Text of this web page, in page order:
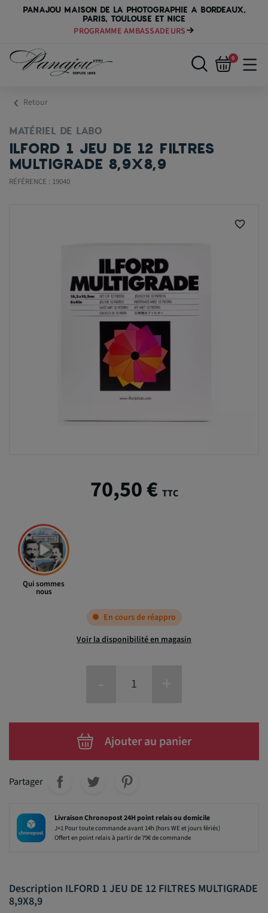
PANAJOU MAISON DE LA PHOTOGRAPHIE A BORDEAUX,
PARIS, TOULOUSE ET NICE
PROGRAMME AMBASSADEURS
0
chevron_left Retour
MATÉRIEL DE LABO
ILFORD 1 JEU DE 12 FILTRES
MULTIGRADE 8,9X8,9
RÉFÉRENCE : 19040
favorite_border
70,50 € TTC
Qui sommes
nous
En cours de réappro
Voir la disponibilité en magasin
Ajouter au panier
Partager
Livraison Chronopost 24H point relais ou domicile
J+1 Pour toute commande avant 14h (hors WE et jours fériés)
Offert en point relais à partir de 79€ de commande
Description ILFORD 1 JEU DE 12 FILTRES MULTIGRADE
8,9X8,9